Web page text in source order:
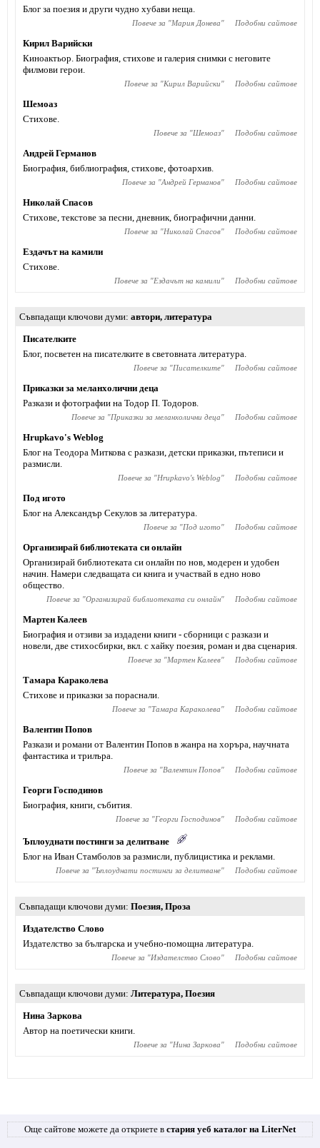
Блог за поезия и други чудно хубави неща.
Повече за "Мария Донева" Подобни сайтове
Кирил Варийски
Киноактьор. Биография, стихове и галерия снимки с неговите
филмови герои.
Повече за "Кирил Варийски" Подобни сайтове
Шемоаз
Стихове.
Повече за "Шемоаз" Подобни сайтове
Андрей Германов
Биография, библиография, стихове, фотоархив.
Повече за "Андрей Германов" Подобни сайтове
Николай Спасов
Стихове, текстове за песни, дневник, биографични данни.
Повече за "Николай Спасов" Подобни сайтове
Ездачът на камили
Стихове.
Повече за "Ездачът на камили" Подобни сайтове
Съвпадащи ключови думи автори, литература
Писателките
Блог, посветен на писателките в световната литература.
Повече за "Писателките" Подобни сайтове
Приказки за меланхолични деца
Разкази и фотографии на Тодор П. Тодоров.
Повече за "Приказки за меланхолични деца" Подобни сайтове
Hrupkavo's Weblog
Блог на Теодора Миткова с разкази, детски приказки, пътеписи и
размисли.
Повече за "Hrupkavo's Weblog" Подобни сайтове
Под игото
Блог на Александър Секулов за литература.
Повече за "Под игото" Подобни сайтове
Организирай библиотеката си онлайн
Организирай библиотеката си онлайн по нов, модерен и удобен
начин. Намери следващата си книга и участвай в едно ново
общество.
Повече за "Организирай библиотеката си онлайн" Подобни сайтове
Мартен Калеев
Биография и отзиви за издадени книги - сборници с разкази и
новели, две стихосбирки, вкл. с хайку поезия, роман и два сценария.
Повече за "Мартен Калеев" Подобни сайтове
Тамара Караколева
Стихове и приказки за пораснали.
Повече за "Тамара Караколева" Подобни сайтове
Валентин Попов
Разкази и романи от Валентин Попов в жанра на хоръра, научната
фантастика и трилъра.
Повече за "Валентин Попов" Подобни сайтове
Георги Господинов
Биография, книги, събития.
Повече за "Георги Господинов" Подобни сайтове
Ъплоуднати постинги за делитване
Блог на Иван Стамболов за размисли, публицистика и реклами.
Повече за "Ъплоуднати постинги за делитване" Подобни сайтове
Съвпадащи ключови думи Поезия, Проза
Издателство Слово
Издателство за българска и учебно-помощна литература.
Повече за "Издателство Слово" Подобни сайтове
Съвпадащи ключови думи Литература, Поезия
Нина Заркова
Автор на поетически книги.
Повече за "Нина Заркова" Подобни сайтове
Още сайтове можете да откриете в стария уеб каталог на LiterNet